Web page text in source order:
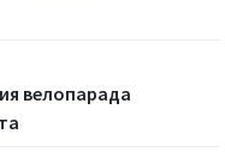
велопарада